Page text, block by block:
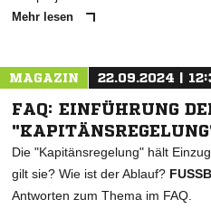
Mehr lesen
MAGAZIN 22.09.2024 |
FAQ: EINFÜHRUNG
Die "Kapitänsregelung" hält
gilt sie? Wie ist der Ablauf?
Antworten zum Thema im FAQ.